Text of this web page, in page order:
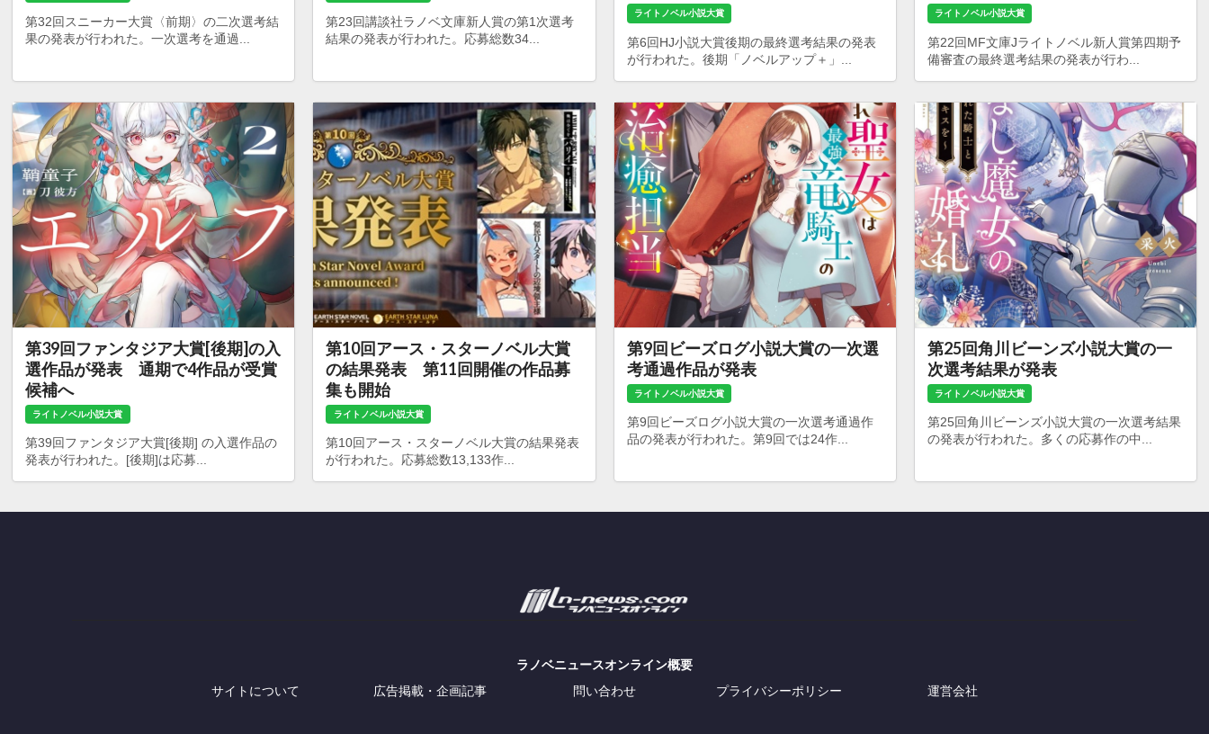
第32回スニーカー大賞〈前期〉の二次選考結
果の発表が行われた。一次選考を通過...
第23回講談社ラノベ文庫新人賞の第1次選考
結果の発表が行われた。応募総数34...
ライトノベル小説大賞
第6回HJ小説大賞後期の最終選考結果の発表
が行われた。後期「ノベルアップ＋」...
ライトノベル小説大賞
第22回MF文庫Jライトノベル新人賞第四期予
備審査の最終選考結果の発表が行わ...
第39回ファンタジア大賞[後期]の入
選作品が発表 通期で4作品が受賞
候補へ
ライトノベル小説大賞
第39回ファンタジア大賞[後期] の入選作品の
発表が行われた。[後期]は応募...
第10回アース・スターノベル大賞
の結果発表 第11回開催の作品募
集も開始
ライトノベル小説大賞
第10回アース・スターノベル大賞の結果発表
が行われた。応募総数13,133作...
第9回ビーズログ小説大賞の一次選
考通過作品が発表
ライトノベル小説大賞
第9回ビーズログ小説大賞の一次選考通過作
品の発表が行われた。第9回では24作...
第25回角川ビーンズ小説大賞の一
次選考結果が発表
ライトノベル小説大賞
第25回角川ビーンズ小説大賞の一次選考結果
の発表が行われた。多くの応募作の中...
ラノベニュースオンライン概要
サイトについて
広告掲載・企画記事 問い合わせ プライバシーポリシー 運営会社